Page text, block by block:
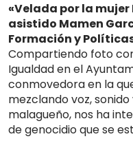
«Velada por la
asistido Mamen
Formación y
Compartiendo foto
Igualdad en el
conmovedora en la
mezclando voz,
malagueño, nos ha
de genocidio que se